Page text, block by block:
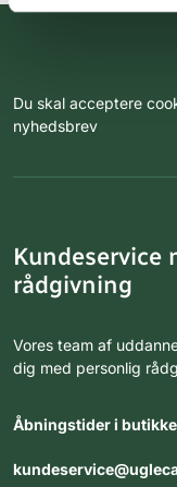
Du skal acceptere
nyhedsbrev
Kundeservice
rådgivning
Vores team af
dig med personlig
Åbningstider i